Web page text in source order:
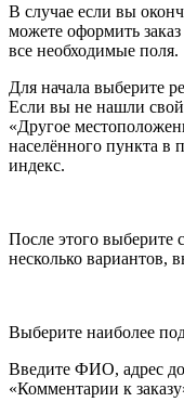
В случае если вы
можете оформить
все необходимые поля.
Для начала выберите
Если вы не нашли
«Другое
населённого пункта в
индекс.
После этого выберите
несколько вариантов,
Выберите наиболее
Введите ФИО, адрес
«Комментарии к